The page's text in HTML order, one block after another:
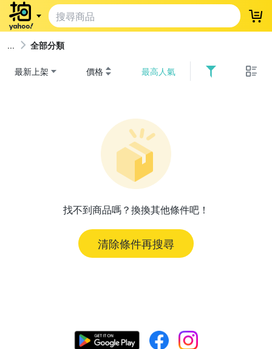
登
全部分類
最新上架 價格 最高人氣
找不到商品嗎？換換其他條件吧！
清除條件再搜尋